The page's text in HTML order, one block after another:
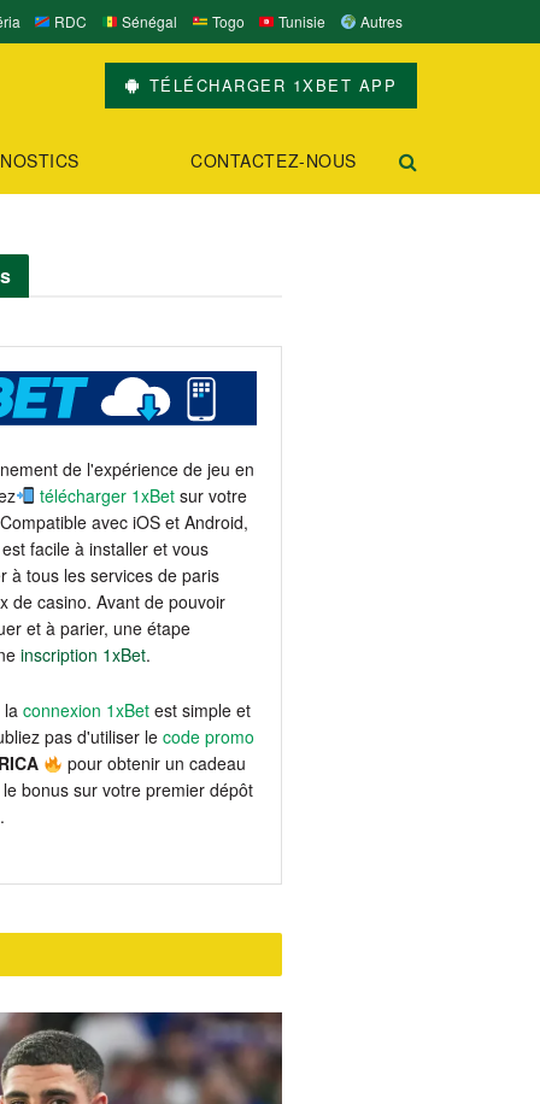
RDC Sénégal Togo Tunisie Autres
TÉLÉCHARGER 1XBET APP
CONTACTEZ-NOUS
de l'expérience de jeu en
télécharger 1xBet sur votre
avec iOS et Android,
facile à installer et vous
à tous les services de paris
de casino. Avant de pouvoir
et à parier, une étape
inscription 1xBet.
la connexion 1xBetest simple et
pas d'utiliser le code promo
pour obtenir un cadeau
bonus sur votre premier dépôt